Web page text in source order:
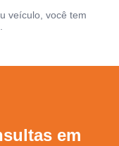
veículo, você tem
em